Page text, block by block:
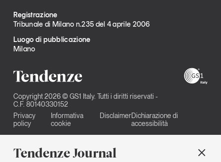
Tendenze Journal
Registrazione
Tribunale di Milano n.235 del 4 aprile 2006
Luogo di pubblicazione
Milano
Copyright 2026 © GS1 Italy. Tutti i diritti riservati -
C.F. 80140330152
Privacy
policy
Informativa
cookie
DisclaimerDichiarazione di
accessibilità